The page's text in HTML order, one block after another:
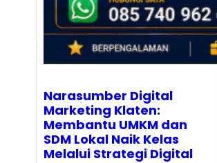
Narasumber Digital
Marketing Klaten:
Membantu UMKM dan
SDM Lokal Naik Kelas
Melalui Strategi Digital